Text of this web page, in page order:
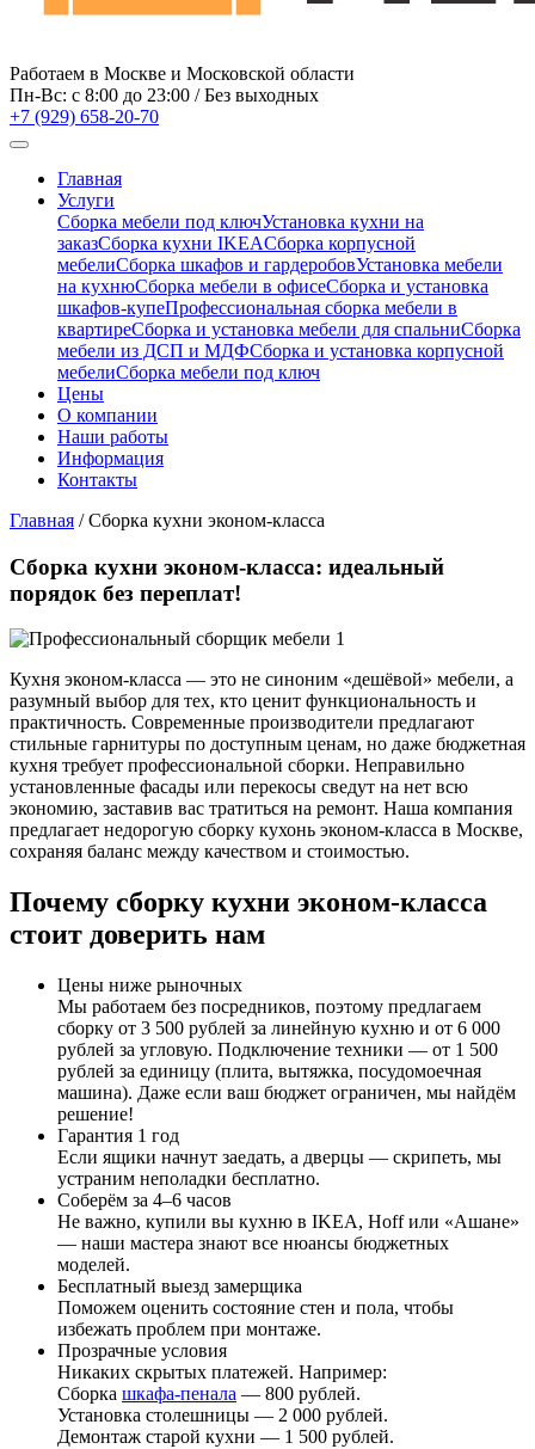
Работаем в Москве и Московской области
Пн-Вс: c 8:00 до 23:00 / Без выходных
+7 (929) 658-20-70
Главная
Услуги
Сборка мебели под ключУстановка кухни на
заказСборка кухни IKEAСборка корпусной
мебелиСборка шкафов и гардеробовУстановка мебели
на кухнюСборка мебели в офисеСборка и установка
шкафов-купеПрофессиональная сборка мебели в
квартиреСборка и установка мебели для спальниСборка
мебели из ДСП и МДФСборка и установка корпусной
мебелиСборка мебели под ключ
Цены
О компании
Наши работы
Информация
Контакты
Главная / Сборка кухни эконом-класса
Сборка кухни эконом-класса: идеальный
порядок без переплат!
Кухня эконом-класса — это не синоним «дешёвой» мебели, а
разумный выбор для тех, кто ценит функциональность и
практичность. Современные производители предлагают
стильные гарнитуры по доступным ценам, но даже бюджетная
кухня требует профессиональной сборки. Неправильно
установленные фасады или перекосы сведут на нет всю
экономию, заставив вас тратиться на ремонт. Наша компания
предлагает недорогую сборку кухонь эконом-класса в Москве,
сохраняя баланс между качеством и стоимостью.
Почему сборку кухни эконом-класса
стоит доверить нам
Цены ниже рыночных
Мы работаем без посредников, поэтому предлагаем
сборку от 3 500 рублей за линейную кухню и от 6 000
рублей за угловую. Подключение техники — от 1 500
рублей за единицу (плита, вытяжка, посудомоечная
машина). Даже если ваш бюджет ограничен, мы найдём
решение!
Гарантия 1 год
Если ящики начнут заедать, а дверцы — скрипеть, мы
устраним неполадки бесплатно.
Соберём за 4–6 часов
Не важно, купили вы кухню в IKEA, Hoff или «Ашане»
— наши мастера знают все нюансы бюджетных
моделей.
Бесплатный выезд замерщика
Поможем оценить состояние стен и пола, чтобы
избежать проблем при монтаже.
Прозрачные условия
Никаких скрытых платежей. Например:
Сборка шкафа-пенала — 800 рублей.
Установка столешницы — 2 000 рублей.
Демонтаж старой кухни — 1 500 рублей.